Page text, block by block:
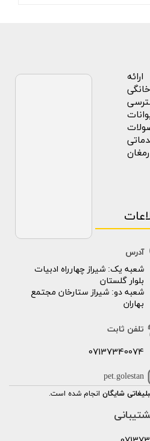
​​شعبه یک: شیراز چهارراه ادبیات
بلوار گلستان
شعبه دو: شیراز ستارخان مجتمع
بهاران
آدرس
تلفن ثابت
07137340074
pet.golestan
شایگان انجام شده است.